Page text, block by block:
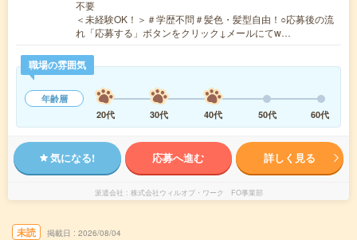
不要
＜未経験OK！＞＃学歴不問＃髪色・髪型自由！○応募後の流
れ「応募する」ボタンをクリック↓メールにてw…
職場の雰囲気
年齢層
20代
30代 40代 50代 60代
気になる! 応募へ進む 詳しく見る
派遣会社 株式会社ウィルオブ・ワーク FO事業部
未読 掲載日 2026/08/04